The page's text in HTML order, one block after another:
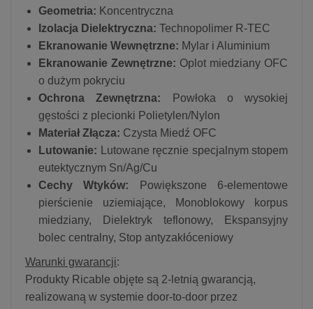
Geometria: Koncentryczna
Izolacja Dielektryczna: Technopolimer R-TEC
Ekranowanie Wewnętrzne: Mylar i Aluminium
Ekranowanie Zewnętrzne: Oplot miedziany OFC
o dużym pokryciu
Ochrona Zewnętrzna: Powłoka o wysokiej
gęstości z plecionki Polietylen/Nylon
Materiał Złącza: Czysta Miedź OFC
Lutowanie: Lutowane ręcznie specjalnym stopem
eutektycznym Sn/Ag/Cu
Cechy Wtyków: Powiększone 6-elementowe
pierścienie uziemiające, Monoblokowy korpus
miedziany, Dielektryk teflonowy, Ekspansyjny
bolec centralny, Stop antyzakłóceniowy
Warunki gwarancji:
Produkty Ricable objęte są 2-letnią gwarancją,
realizowaną w systemie door-to-door przez